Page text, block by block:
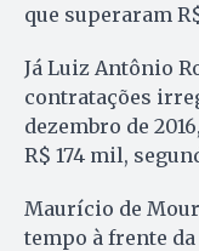
que superaram
Já Luiz Antônio
contratações
dezembro de
R$ 174 mil,
Maurício de
tempo à frente da